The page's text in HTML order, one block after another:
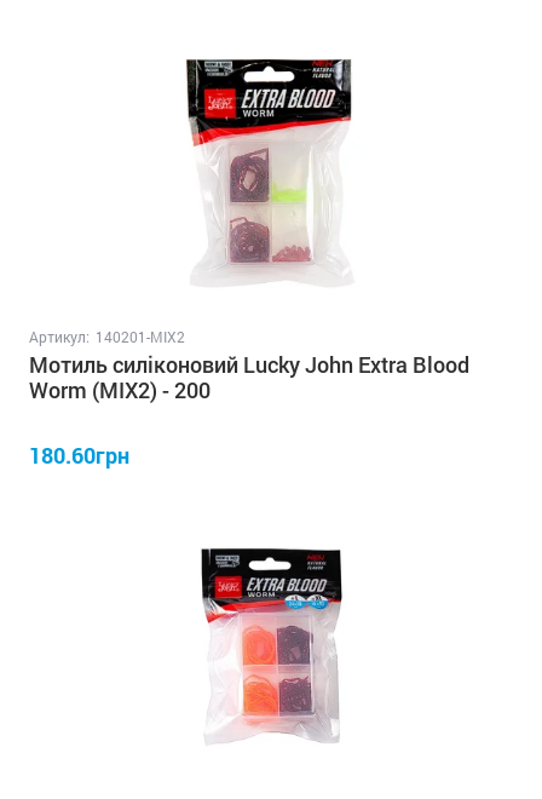
Артикул: 140201-MIX2
Мотиль силіконовий Lucky John Extra Blood
Worm (MIX2) - 200
180.60грн